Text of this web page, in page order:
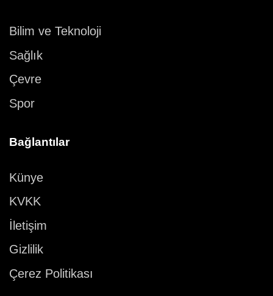
Bilim ve Teknoloji
Sağlık
Çevre
Spor
Bağlantılar
Künye
KVKK
İletişim
Gizlilik
Çerez Politikası